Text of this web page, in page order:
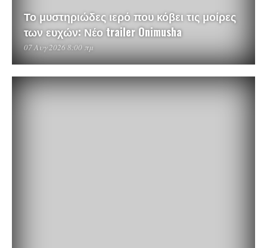
Το μυστηριώδες ιερό που κόβει τις μοίρες
των ευχών: Νέο trailer Onimusha
07 Αυγ 2026 8:00 πμ